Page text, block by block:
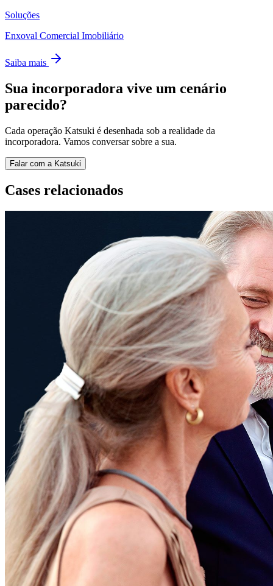
Soluções
Enxoval Comercial Imobiliário
Saiba mais
Sua incorporadora vive um cenário
parecido?
Cada operação Katsuki é desenhada sob a realidade da
incorporadora. Vamos conversar sobre a sua.
Falar com a Katsuki
Cases relacionados